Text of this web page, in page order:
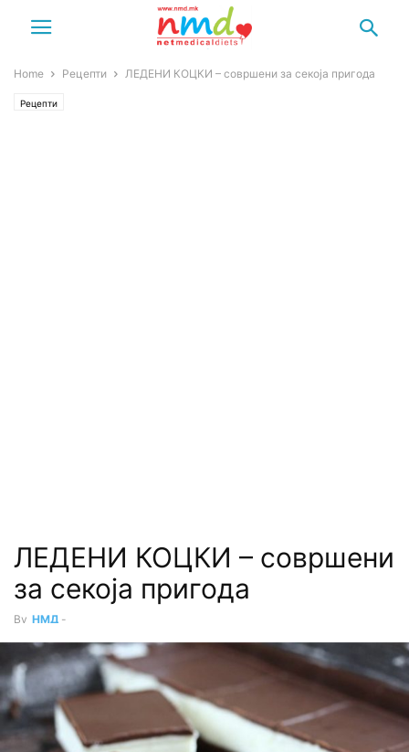
Home Рецепти ЛЕДЕНИ КОЦКИ – совршени за секоја пригода
Рецепти
ЛЕДЕНИ КОЦКИ – совршени
за секоја пригода
By НМД -